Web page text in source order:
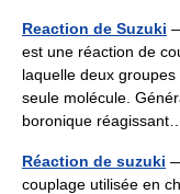
Reaction de Suzuki
est une réaction de
laquelle deux
seule molécule.
boronique
Réaction de suzuki
couplage utilisée en